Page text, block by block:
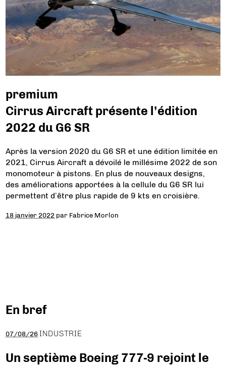
premium
Cirrus Aircraft présente l’édition
2022 du G6 SR
Après la version 2020 du G6 SR et une édition limitée en
2021, Cirrus Aircraft a dévoilé le millésime 2022 de son
monomoteur à pistons. En plus de nouveaux designs,
des améliorations apportées à la cellule du G6 SR lui
permettent d’être plus rapide de 9 kts en croisière.
18 janvier 2022 par Fabrice Morlon
En bref
07/08/26 INDUSTRIE
Un septième Boeing 777-9 rejoint le